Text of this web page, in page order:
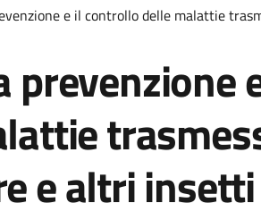
e il controllo delle malattie
prevenzione
e altri insetti